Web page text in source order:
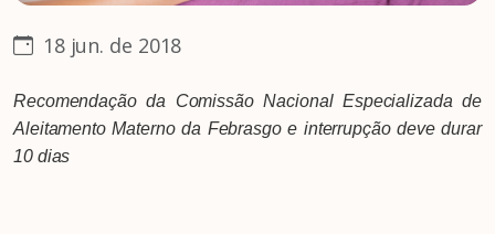
18 jun. de 2018
Recomendação da Comissão Nacional Especializada de
Aleitamento Materno da Febrasgo e interrupção deve durar
10 dias